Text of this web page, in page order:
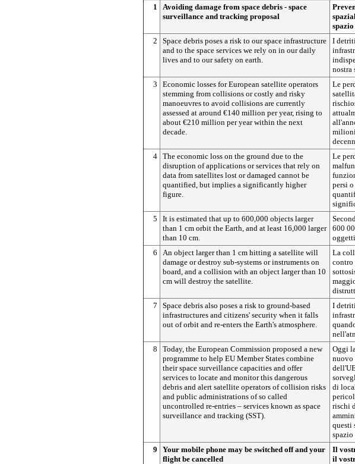
1
Avoiding damage from space debris - space
surveillance and tracking proposal
2
Space debris poses a risk to our space infrastructure
and to the space services we rely on in our daily
lives and to our safety on earth.
I
nostra
3
Economic losses for European satellite operators
stemming from collisions or costly and risky
manoeuvres to avoid collisions are currently
assessed at around €140 million per year, rising to
about €210 million per year within the next
decade.
Le
4 The economic loss on the ground due to the
disruption of applications or services that rely on
data from satellites lost or damaged cannot be
quantified, but implies a significantly higher
figure.
Le
persi
5
It is estimated that up to 600,000 objects larger
than 1 cm orbit the Earth, and at least 16,000 larger
than 10 cm.
600
6
An object larger than 1 cm hitting a satellite will
damage or destroy sub-systems or instruments on
board, and a collision with an object larger than 10
cm will destroy the satellite.
La
contro
7
Space debris also poses a risk to ground-based
infrastructures and citizens' security when it falls
out of orbit and re-enters the Earth's atmosphere.
I
8
Today, the European Commission proposed a new
programme to help EU Member States combine
their space surveillance capacities and offer
services to locate and monitor this dangerous
debris and alert satellite operators of collision risks
and public administrations of so called
uncontrolled re-entries – services known as space
surveillance and tracking (SST).
Oggi
nuovo
di
rischi
questi
spazio
9
Your mobile phone may be switched off and your
flight be cancelled
Il
il